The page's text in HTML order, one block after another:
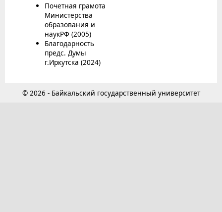
Почетная грамота
Министерства
образования и
наукРФ (2005)
Благодарность
предс. Думы
г.Иркутска (2024)
© 2026 - Байкальский государственный университет